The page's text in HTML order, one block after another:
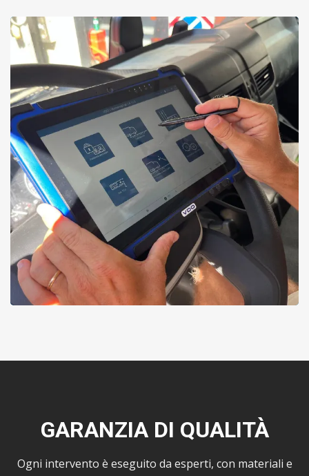
GARANZIA DI QUALITÀ
Ogni intervento è eseguito da esperti, con materiali e